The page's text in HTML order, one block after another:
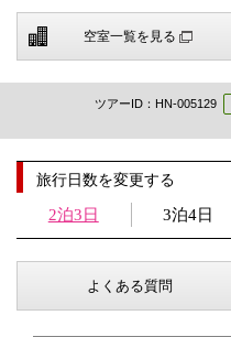
空室一覧を見る
ツアーID：HN-005129
旅行日数を変更する
2泊3日 3泊4日
よくある質問